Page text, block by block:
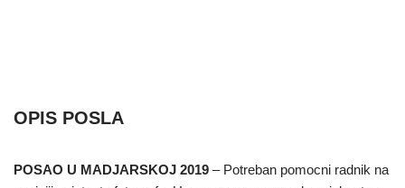
OPIS POSLA
POSAO U MADJARSKOJ 2019 – Potreban pomocni radnik na